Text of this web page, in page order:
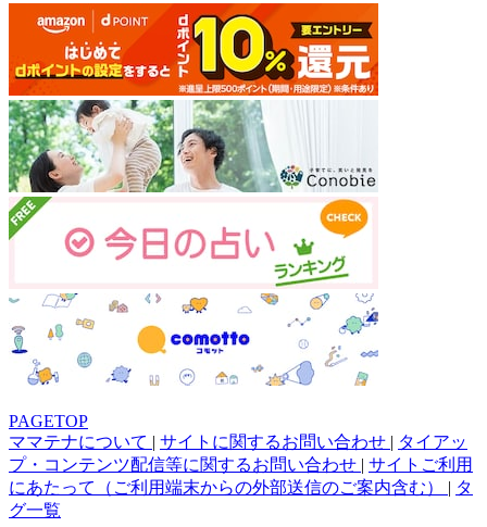
PAGETOP
ママテナについて | サイトに関するお問い合わせ | タイアッ
プ・コンテンツ配信等に関するお問い合わせ | サイトご利用
にあたって（ご利用端末からの外部送信のご案内含む） | タ
グ一覧